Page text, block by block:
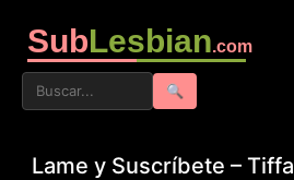
SubLesbian.com
🔍
Lame y Suscríbete –